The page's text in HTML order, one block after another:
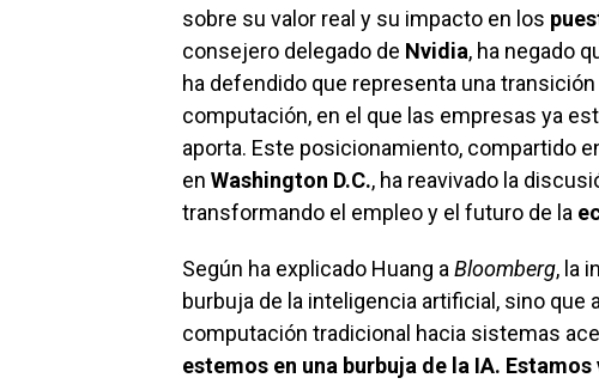
sobre su valor real y su impacto en los
consejero delegado de Nvidia, ha negado
ha defendido que representa una
computación, en el que las empresas ya
aporta. Este posicionamiento, compartido
en Washington D.C., ha reavivado la
transformando el empleo y el futuro de la
Según ha explicado Huang a Bloomberg, la
burbuja de la inteligencia artificial, sino que
computación tradicional hacia sistemas
estemos en una burbuja de la IA.